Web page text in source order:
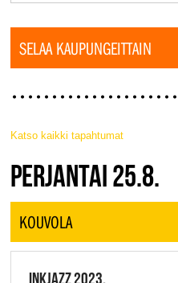
SELAA KAUPUNGEITTAIN
Katso kaikki tapahtumat
JAZZ FINLAND LIVE
PERJANTAI 25.8.
KOUVOLA
INKJAZZ 2023,